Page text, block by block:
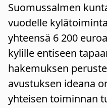
Suomussalmen
vuodelle
yhteensä 6 200
kylille entiseen
hakemuksen
avustuksen ideana
yhteisen toiminnan